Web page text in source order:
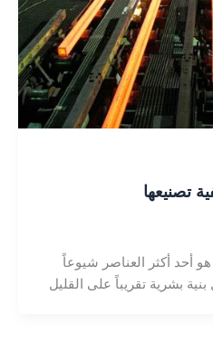
تصنيعها
أحد أكثر العناصر شيوعاً
بشرية تقريباً على القليل